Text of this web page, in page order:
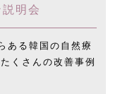
明会
ある韓国の自然療
くさんの改善事例